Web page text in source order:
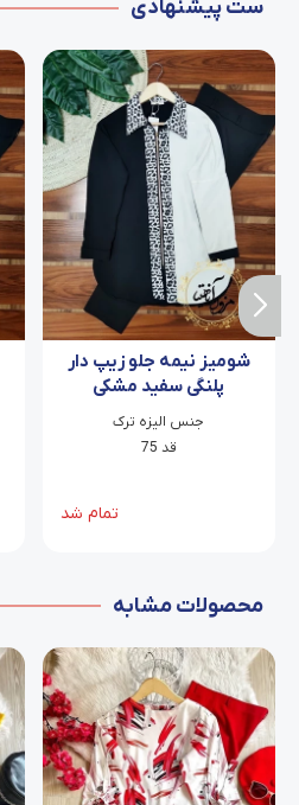
ست پیشنهادی
شومیز نیمه جلو زیپ دار
پلنگی سفید مشکی
جنس الیزه ترک
قد 75
تمام شد
محصولات مشابه